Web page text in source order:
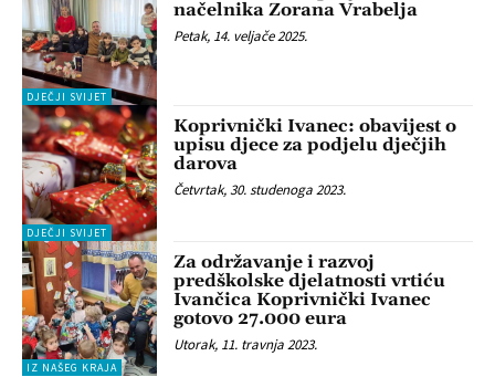
DJEČJI SVIJET
načelnika Zorana Vrabelja
Petak, 14. veljače 2025.
DJEČJI SVIJET
Koprivnički Ivanec: obavijest o
upisu djece za podjelu dječjih
darova
Četvrtak, 30. studenoga 2023.
IZ NAŠEG KRAJA
Za održavanje i razvoj
predškolske djelatnosti vrtiću
Ivančica Koprivnički Ivanec
gotovo 27.000 eura
Utorak, 11. travnja 2023.